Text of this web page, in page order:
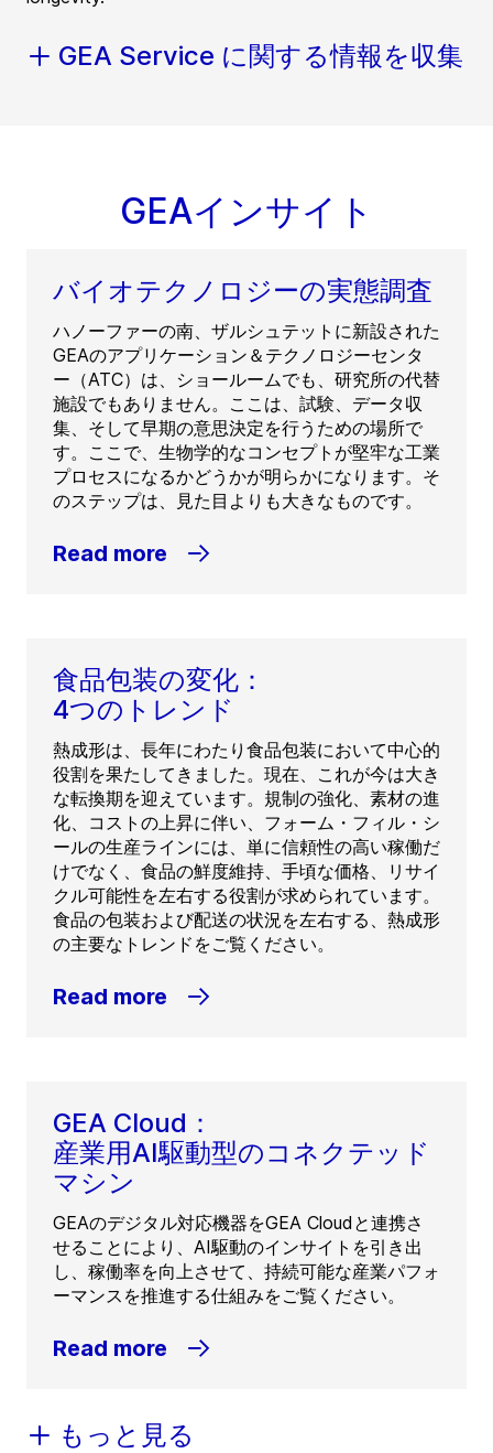
GEA Service に関する情報を収集
GEAインサイト
バイオテクノロジーの実態調査
ハノーファーの南、ザルシュテットに新設された
GEAのアプリケーション＆テクノロジーセンタ
ー（ATC）は、ショールームでも、研究所の代替
施設でもありません。ここは、試験、データ収
集、そして早期の意思決定を行うための場所で
す。ここで、生物学的なコンセプトが堅牢な工業
プロセスになるかどうかが明らかになります。そ
のステップは、見た目よりも大きなものです。
Read more
食品包装の変化：
4つのトレンド
熱成形は、長年にわたり食品包装において中心的
役割を果たしてきました。現在、これが今は大き
な転換期を迎えています。規制の強化、素材の進
化、コストの上昇に伴い、フォーム・フィル・シ
ールの生産ラインには、単に信頼性の高い稼働だ
けでなく、食品の鮮度維持、手頃な価格、リサイ
クル可能性を左右する役割が求められています。
食品の包装および配送の状況を左右する、熱成形
の主要なトレンドをご覧ください。
Read more
GEA Cloud：
産業用AI駆動型のコネクテッド
マシン
GEAのデジタル対応機器をGEA Cloudと連携さ
せることにより、AI駆動のインサイトを引き出
し、稼働率を向上させて、持続可能な産業パフォ
ーマンスを推進する仕組みをご覧ください。
Read more
もっと見る